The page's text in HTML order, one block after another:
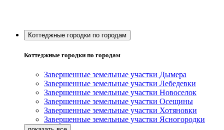
Коттеджные городки по городам
Коттеджные городки по городам
Завершенные земельные участки Дымера
Завершенные земельные участки Лебедевки
Завершенные земельные участки Новоселок
Завершенные земельные участки Осещины
Завершенные земельные участки Хотяновки
Завершенные земельные участки Ясногородки